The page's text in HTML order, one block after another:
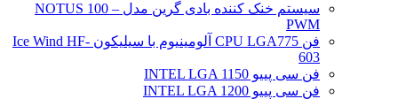
سیستم خنک کننده بادی گرین مدل NOTUS 100 –
PWM
فن CPU LGA775 آلومینیوم با سیلیکون Ice Wind HF-
603
فن سی پییو INTEL LGA 1150
فن سی پییو INTEL LGA 1200